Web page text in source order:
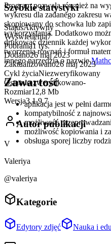
Program pozwala również na
wykresu dla zadanego zakresu
skopiowany do schowka lub
wykorzystania. Dodatkowo
drukować dziennik każdej
tworzenia równań i formuł
innego narzędzia o nazwie
Zawartość
aplikacja jest w pełni
kompatybilność z
możliwość
możliwość kopiowania i
obsługa sporej liczby
Szybkie statystyki
StatusAktywny
Wyświetlenia7
Pobrania1 tys.
Dodano26 maj 2023
Zaktualizowano26 maj 2023
Cykl życiaNiezweryfikowany
Ostatnio zweryfikowano-
Rozmiar12,8 Mb
Wersja3.1.9.7
Autor publikacji
V
Valeriya
@valeriya
Kategorie
Edytory zdjęć Nauka i